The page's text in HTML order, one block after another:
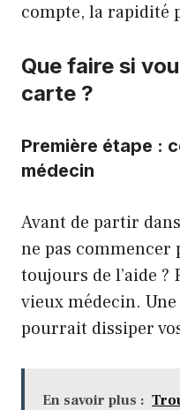
compte, la rapidité
Que faire si
carte ?
Première étape :
médecin
Avant de partir
ne pas commencer
toujours de l’aide ?
vieux médecin.
pourrait dissiper
En savoir plus :